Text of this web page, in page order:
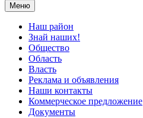
Меню
Наш район
Знай наших!
Общество
Область
Власть
Реклама и объявления
Наши контакты
Коммерческое предложение
Документы